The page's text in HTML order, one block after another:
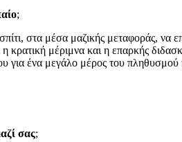
;
στα μέσα μαζικής μεταφοράς, να
κρατική μέριμνα και η επαρκής
για ένα μεγάλο μέρος του πληθυσμού
σας;